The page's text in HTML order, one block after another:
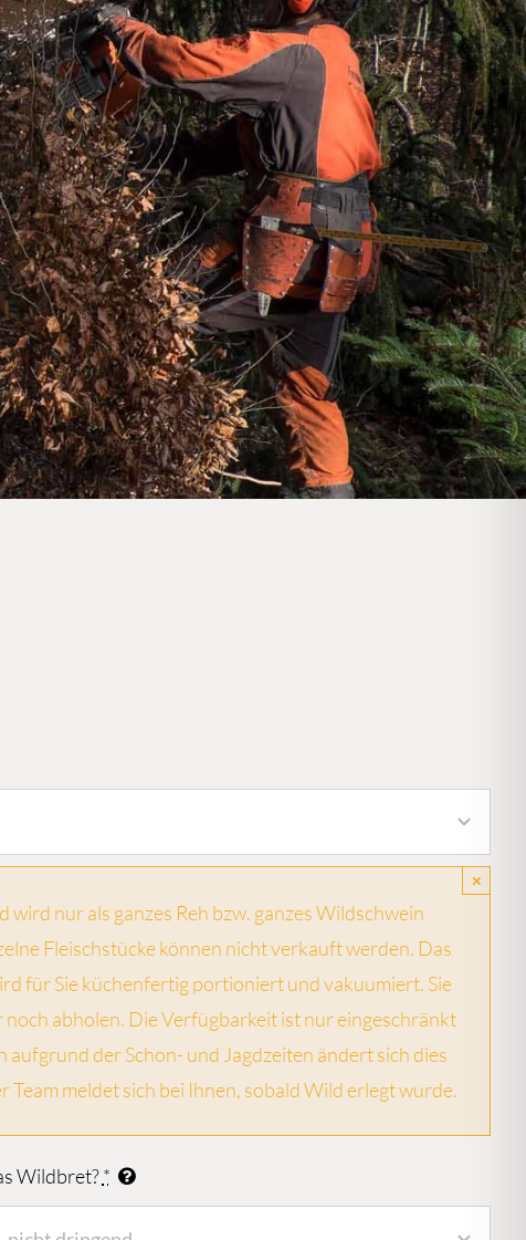
wird nur als ganzes Reh bzw. ganzes Wildschwein
Fleischstücke können nicht verkauft werden. Das
für Sie küchenfertig portioniert und vakuumiert. Sie
noch abholen. Die Verfügbarkeit ist nur eingeschränkt
aufgrund der Schon- und Jagdzeiten ändert sich dies
Team meldet sich bei Ihnen, sobald Wild erlegt wurde.
×
Wildbret?*